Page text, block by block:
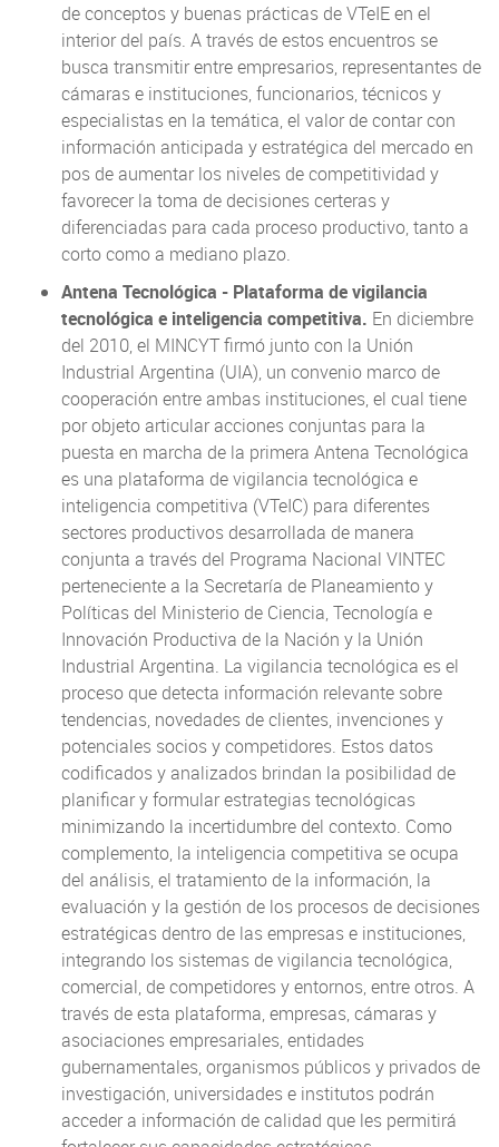
de conceptos y buenas prácticas de VTeIE en el
interior del país. A través de estos encuentros se
busca transmitir entre empresarios, representantes de
cámaras e instituciones, funcionarios, técnicos y
especialistas en la temática, el valor de contar con
información anticipada y estratégica del mercado en
pos de aumentar los niveles de competitividad y
favorecer la toma de decisiones certeras y
diferenciadas para cada proceso productivo, tanto a
corto como a mediano plazo.
Antena Tecnológica - Plataforma de vigilancia
tecnológica e inteligencia competitiva. En diciembre
del 2010, el MINCYT firmó junto con la Unión
Industrial Argentina (UIA), un convenio marco de
cooperación entre ambas instituciones, el cual tiene
por objeto articular acciones conjuntas para la
puesta en marcha de la primera Antena Tecnológica
es una plataforma de vigilancia tecnológica e
inteligencia competitiva (VTeIC) para diferentes
sectores productivos desarrollada de manera
conjunta a través del Programa Nacional VINTEC
perteneciente a la Secretaría de Planeamiento y
Políticas del Ministerio de Ciencia, Tecnología e
Innovación Productiva de la Nación y la Unión
Industrial Argentina. La vigilancia tecnológica es el
proceso que detecta información relevante sobre
tendencias, novedades de clientes, invenciones y
potenciales socios y competidores. Estos datos
codificados y analizados brindan la posibilidad de
planificar y formular estrategias tecnológicas
minimizando la incertidumbre del contexto. Como
complemento, la inteligencia competitiva se ocupa
del análisis, el tratamiento de la información, la
evaluación y la gestión de los procesos de decisiones
estratégicas dentro de las empresas e instituciones,
integrando los sistemas de vigilancia tecnológica,
comercial, de competidores y entornos, entre otros. A
través de esta plataforma, empresas, cámaras y
asociaciones empresariales, entidades
gubernamentales, organismos públicos y privados de
investigación, universidades e institutos podrán
acceder a información de calidad que les permitirá